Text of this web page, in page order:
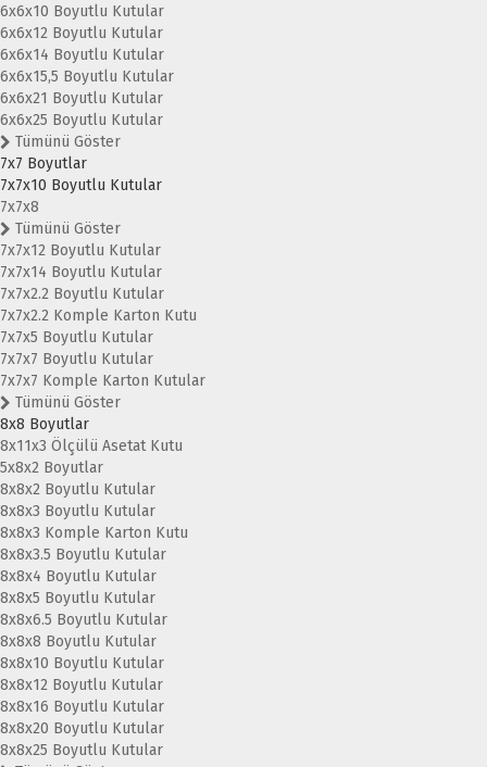
6x6x10 Boyutlu Kutular
6x6x12 Boyutlu Kutular
6x6x14 Boyutlu Kutular
6x6x15,5 Boyutlu Kutular
6x6x21 Boyutlu Kutular
6x6x25 Boyutlu Kutular
Tümünü Göster
7x7 Boyutlar
7x7x10 Boyutlu Kutular
7x7x8
Tümünü Göster
7x7x12 Boyutlu Kutular
7x7x14 Boyutlu Kutular
7x7x2.2 Boyutlu Kutular
7x7x2.2 Komple Karton Kutu
7x7x5 Boyutlu Kutular
7x7x7 Boyutlu Kutular
7x7x7 Komple Karton Kutular
Tümünü Göster
8x8 Boyutlar
8x11x3 Ölçülü Asetat Kutu
5x8x2 Boyutlar
8x8x2 Boyutlu Kutular
8x8x3 Boyutlu Kutular
8x8x3 Komple Karton Kutu
8x8x3.5 Boyutlu Kutular
8x8x4 Boyutlu Kutular
8x8x5 Boyutlu Kutular
8x8x6.5 Boyutlu Kutular
8x8x8 Boyutlu Kutular
8x8x10 Boyutlu Kutular
8x8x12 Boyutlu Kutular
8x8x16 Boyutlu Kutular
8x8x20 Boyutlu Kutular
8x8x25 Boyutlu Kutular